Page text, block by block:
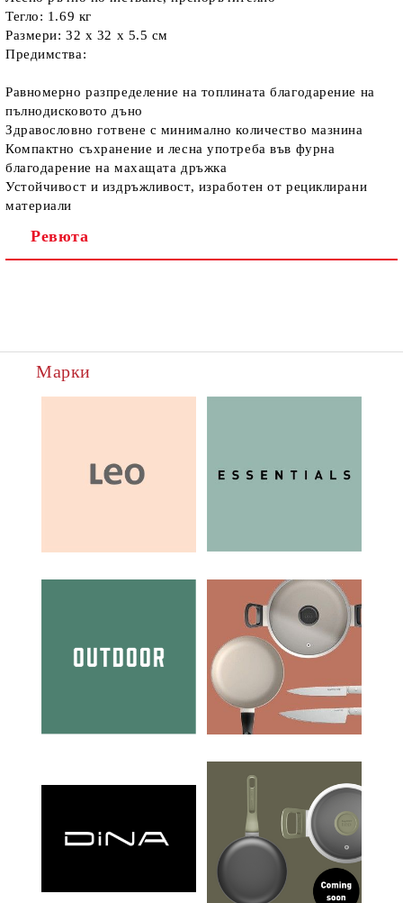
Тегло: 1.69 кг
Размери: 32 x 32 x 5.5 см
Предимства:
Равномерно разпределение на топлината благодарение на
пълнодисковото дъно
Здравословно готвене с минимално количество мазнина
Компактно съхранение и лесна употреба във фурна
благодарение на махащата дръжка
Устойчивост и издръжливост, изработен от рециклирани
материали
Ревюта
Марки